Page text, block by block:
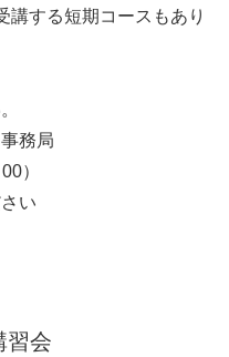
する短期コースもあり
務局
）
い
会